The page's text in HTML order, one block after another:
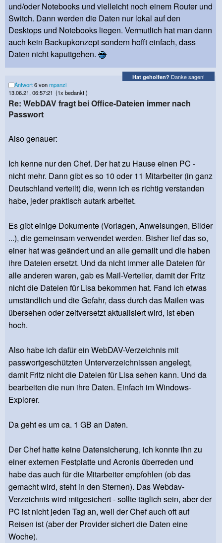
und/oder Notebooks und vielleicht noch einem Router und
Switch. Dann werden die Daten nur lokal auf den
Desktops und Notebooks liegen. Vermutlich hat man dann
auch kein Backupkonzept sondern hofft einfach, dass
Daten nicht kaputtgehen.
Hat geholfen? Danke sagen!
Antwort6 vonmpanzi
13.06.21, 06:57:21 (1x bedankt )
Re: WebDAV fragt bei Office-Dateien immer nach
Passwort
Also genauer:
Ich kenne nur den Chef. Der hat zu Hause einen PC -
nicht mehr. Dann gibt es so 10 oder 11 Mitarbeiter (in ganz
Deutschland verteilt) die, wenn ich es richtig verstanden
habe, jeder praktisch autark arbeitet.
Es gibt einige Dokumente (Vorlagen, Anweisungen, Bilder
...), die gemeinsam verwendet werden. Bisher lief das so,
einer hat was geändert und an alle gemailt und die haben
ihre Dateien ersetzt. Und da nicht immer alle Dateien für
alle anderen waren, gab es Mail-Verteiler, damit der Fritz
nicht die Dateien für Lisa bekommen hat. Fand ich etwas
umständlich und die Gefahr, dass durch das Mailen was
übersehen oder zeitversetzt aktualisiert wird, ist eben
hoch.
Also habe ich dafür ein WebDAV-Verzeichnis mit
passwortgeschützten Unterverzeichnissen angelegt,
damit Fritz nicht die Dateien für Lisa sehen kann. Und da
bearbeiten die nun ihre Daten. Einfach im Windows-
Explorer.
Da geht es um ca. 1 GB an Daten.
Der Chef hatte keine Datensicherung, ich konnte ihn zu
einer externen Festplatte und Acronis überreden und
habe das auch für die Mitarbeiter empfohlen (ob das
gemacht wird, steht in den Sternen). Das Webdav-
Verzeichnis wird mitgesichert - sollte täglich sein, aber der
PC ist nicht jeden Tag an, weil der Chef auch oft auf
Reisen ist (aber der Provider sichert die Daten eine
Woche).